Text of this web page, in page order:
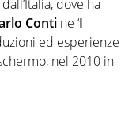
dove ha
Conti ne ‘I
ed esperienze
nel 2010 in